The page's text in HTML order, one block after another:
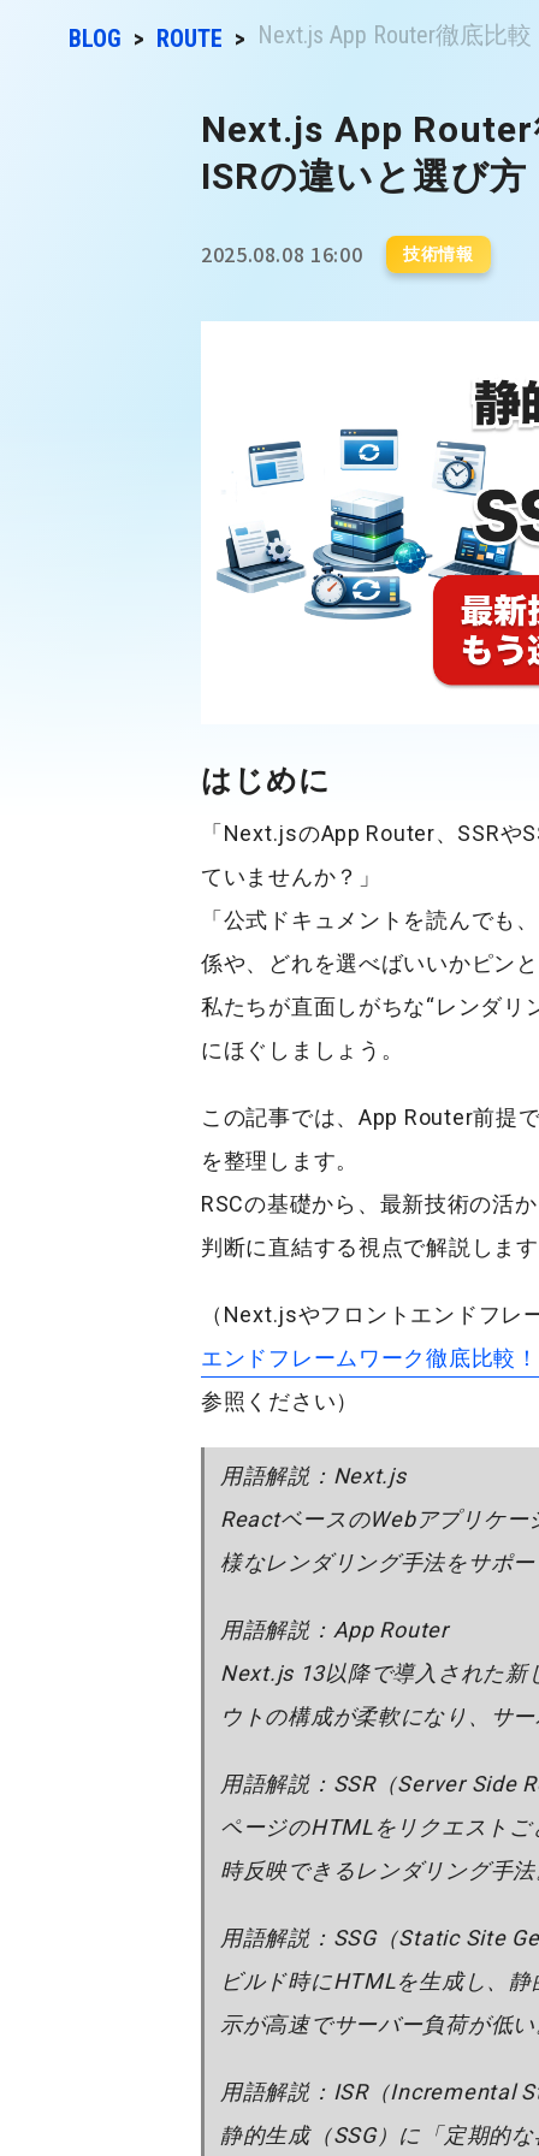
BLOG ROUTE Next.js App Router徹底比較
Next.js App Router
ISRの違いと選び方
2025.08.08 16:00 技術情報
はじめに
「 Next.jsのApp Router、 SSRや
ていませんか？」
「公式ドキュメントを読んでも、
係や、どれを選べばいいかピン
私たちが直面しがちな“レンダリ
にほぐしましょう。
この記事では、App Router前提
を整理します。
RSCの基礎から、 最新技術の活
判断に直結する視点で解説しま
（Next.jsやフロントエンドフレ
エンドフレームワーク徹底比較
参照ください）
用語解説：Next.js
ReactベースのWebアプリケー
様なレンダリング手法をサポ
用語解説：App Router
Next.js 13以降で導入された新
ウトの構成が柔軟になり、サ
用語解説：SSR（Server Side
ページのHTMLをリクエスト
時反映できるレンダリング手
用語解説：SSG（Static Site
ビルド時にHTMLを生成し、
示が高速でサーバー負荷が低
用語解説：ISR（Incremental
静的生成（SSG）に「定期的